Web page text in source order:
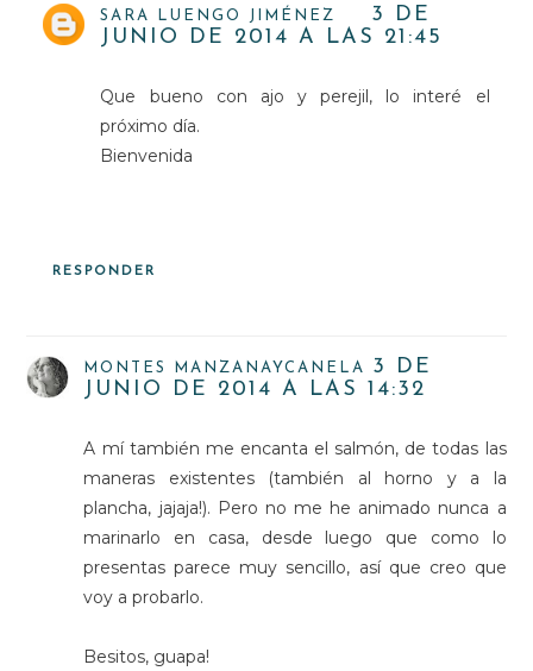
SARA LUENGO JIMÉNEZ
3 DE
JUNIO DE 2014 A LAS 21:45
Que bueno con ajo y perejil, lo interé el
próximo día.
Bienvenida
RESPONDER
MONTES MANZANAYCANELA
3 DE
JUNIO DE 2014 A LAS 14:32
A mí también me encanta el salmón, de todas las
maneras existentes (también al horno y a la
plancha, jajaja!). Pero no me he animado nunca a
marinarlo en casa, desde luego que como lo
presentas parece muy sencillo, así que creo que
voy a probarlo.
Besitos, guapa!